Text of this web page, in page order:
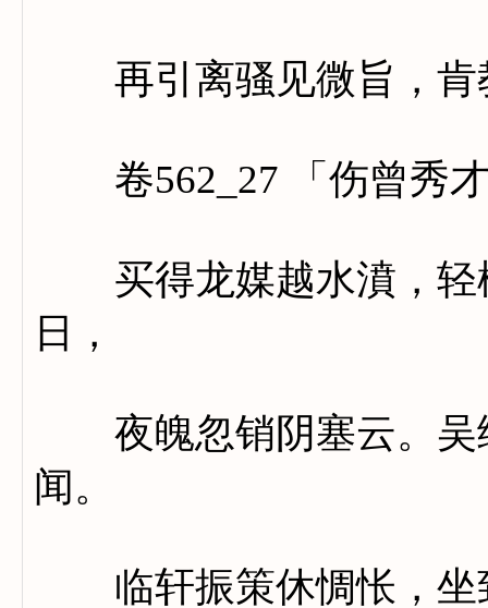
再引离骚见微旨，肯
卷562_27 「伤曾秀
买得龙媒越水濆，轻
日，
夜魄忽销阴塞云。吴
闻。
临轩振策休惆怅，坐